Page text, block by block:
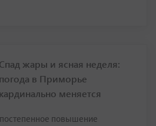
Спад жары и ясная неделя:
погода в Приморье
кардинально меняется
повышение